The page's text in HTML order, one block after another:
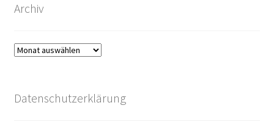
Archiv
Archiv
Datenschutzerklärung